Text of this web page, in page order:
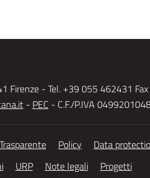
Firenze - Tel. +39 055 462431
- PEC - C.F./P.IVA
Policy
Data
URP Note legali Progetti